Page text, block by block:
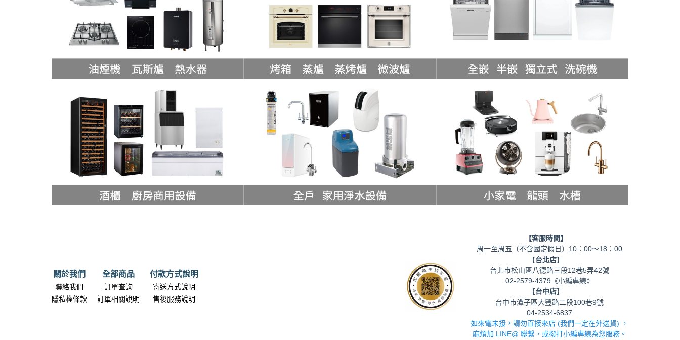
關於我們
聯絡我們
隱私權條款
全部商品
訂單查詢
訂單相關說明
付款方式說明
寄送方式說明
售後服務說明
【客服時間】
周一至周五（不含國定假日）10：00～18：00
【台北店】
台北市松山區八德路三段12巷5弄42號
02-2579-4379《小編專線》
【台中店】
台中市潭子區大豐路二段100巷9號
04-2534-6837
如來電未接，請勿直接來店 (我們一定在外送貨) ，
麻煩加 LINE@ 聯繫，或撥打小編專線為您服務。